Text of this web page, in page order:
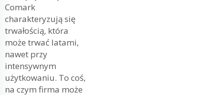
Comark
charakteryzują się
trwałością, która
może trwać latami,
nawet przy
intensywnym
użytkowaniu. To coś,
na czym firma może